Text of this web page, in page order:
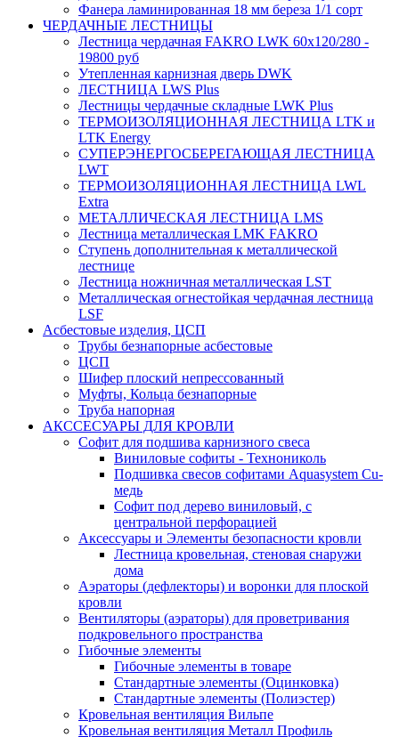
Фанера ламинированная 18 мм береза 1/1 сорт
ЧЕРДАЧНЫЕ ЛЕСТНИЦЫ
Лестница чердачная FAKRO LWK 60х120/280 -
19800 руб
Утепленная карнизная дверь DWK
ЛЕСТНИЦА LWS Plus
Лестницы чердачные складные LWK Plus
ТЕРМОИЗОЛЯЦИОННАЯ ЛЕСТНИЦА LTK и
LTK Energy
СУПЕРЭНЕРГОСБЕРЕГАЮЩАЯ ЛЕСТНИЦА
LWT
ТЕРМОИЗОЛЯЦИОННАЯ ЛЕСТНИЦА LWL
Extra
МЕТАЛЛИЧЕСКАЯ ЛЕСТНИЦА LMS
Лестница металлическая LMK FAKRO
Ступень дополнительная к металлической
лестнице
Лестница ножничная металлическая LST
Металлическая огнестойкая чердачная лестница
LSF
Асбестовые изделия, ЦСП
Трубы безнапорные асбестовые
ЦСП
Шифер плоский непрессованный
Муфты, Кольца безнапорные
Труба напорная
АКССЕСУАРЫ ДЛЯ КРОВЛИ
Софит для подшива карнизного свеса
Виниловые софиты - Технониколь
Подшивка свесов софитами Aquasystem Cu-
медь
Софит под дерево виниловый, с
центральной перфорацией
Аксессуары и Элементы безопасности кровли
Лестница кровельная, стеновая снаружи
дома
Аэраторы (дефлекторы) и воронки для плоской
кровли
Вентиляторы (аэраторы) для проветривания
подкровельного пространства
Гибочные элементы
Гибочные элементы в товаре
Стандартные элементы (Оцинковка)
Стандартные элементы (Полиэстер)
Кровельная вентиляция Вильпе
Кровельная вентиляция Металл Профиль